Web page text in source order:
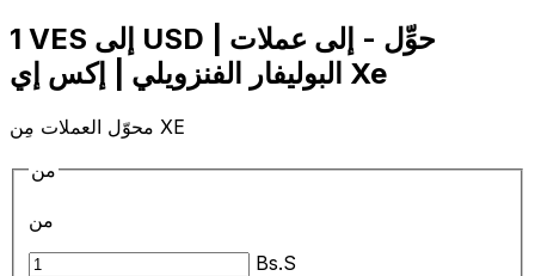
1 VES إلى USD | حوِّل - إلى عملات
البوليفار الفنزويلي | إكس إي Xe
محوّل العملات مِن XE
من
من
Bs.S